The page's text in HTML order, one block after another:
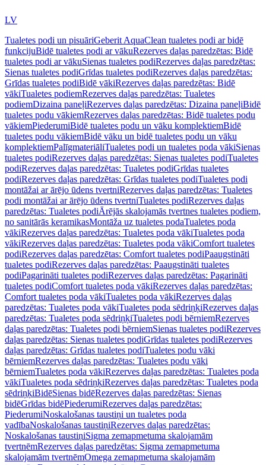
LV
Tualetes podi un pisuāriGeberit AquaClean tualetes podi ar bidē
funkcijuBidē tualetes podi ar vākuRezerves daļas paredzētas: Bidē
tualetes podi ar vākuSienas tualetes podiRezerves daļas paredzētas:
Sienas tualetes podiGrīdas tualetes podiRezerves daļas paredzētas:
Grīdas tualetes podiBidē vākiRezerves daļas paredzētas: Bidē
vākiTualetes podiemRezerves daļas paredzētas: Tualetes
podiemDizaina paneļiRezerves daļas paredzētas: Dizaina paneļiBidē
tualetes podu vākiemRezerves daļas paredzētas: Bidē tualetes podu
vākiemPiederumiBidē tualetes podu un vāku komplektiemBidē
tualetes podu vākiemBidē vāku un bidē tualetes podu un vāku
komplektiemPalīgmateriāliTualetes podi un tualetes poda vākiSienas
tualetes podiRezerves daļas paredzētas: Sienas tualetes podiTualetes
podiRezerves daļas paredzētas: Tualetes podiGrīdas tualetes
podiRezerves daļas paredzētas: Grīdas tualetes podiTualetes podi
montāžai ar ārējo ūdens tvertniRezerves daļas paredzētas: Tualetes
podi montāžai ar ārējo ūdens tvertniTualetes podiRezerves daļas
paredzētas: Tualetes podiĀrējās skalojamās tvertnes tualetes podiem,
no sanitārās keramikasMontāža uz tualetes podaTualetes poda
vākiRezerves daļas paredzētas: Tualetes poda vākiTualetes poda
vākiRezerves daļas paredzētas: Tualetes poda vākiComfort tualetes
podiRezerves daļas paredzētas: Comfort tualetes podiPaaugstināti
tualetes podiRezerves daļas paredzētas: Paaugstināti tualetes
podiPagarināti tualetes podiRezerves daļas paredzētas: Pagarināti
tualetes podiComfort tualetes poda vākiRezerves daļas paredzētas:
Comfort tualetes poda vākiTualetes poda vākiRezerves daļas
paredzētas: Tualetes poda vākiTualetes poda sēdriņķiRezerves daļas
paredzētas: Tualetes poda sēdriņķiTualetes podi bērniemRezerves
daļas paredzētas: Tualetes podi bērniemSienas tualetes podiRezerves
daļas paredzētas: Sienas tualetes podiGrīdas tualetes podiRezerves
daļas paredzētas: Grīdas tualetes podiTualetes podu vāki
bērniemRezerves daļas paredzētas: Tualetes podu vāki
bērniemTualetes poda vākiRezerves daļas paredzētas: Tualetes poda
vākiTualetes poda sēdriņķiRezerves daļas paredzētas: Tualetes poda
sēdriņķiBidēSienas bidēRezerves daļas paredzētas: Sienas
bidēGrīdas bidēPiederumiRezerves daļas paredzētas:
PiederumiNoskalošanas taustiņi un tualetes poda
vadībaNoskalošanas taustiņiRezerves daļas paredzētas:
Noskalošanas taustiņiSigma zemapmetuma skalojamām
tvertnēmRezerves daļas paredzētas: Sigma zemapmetuma
skalojamām tvertnēmOmega zemapmetuma skalojamām